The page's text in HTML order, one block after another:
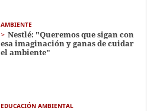
AMBIENTE
Nestlé: "Queremos que sigan con
esa imaginación y ganas de cuidar
el ambiente"
EDUCACIÓN AMBIENTAL